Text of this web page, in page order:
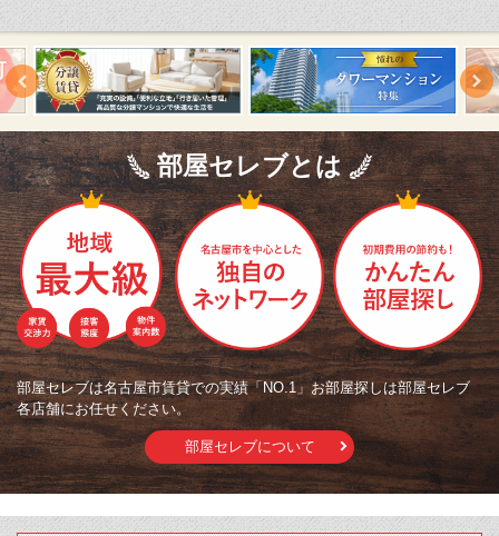
部屋セレブとは
部屋セレブは名古屋市賃貸での実績「NO.1」お部屋探しは部屋セレブ
各店舗にお任せください。
部屋セレブについて